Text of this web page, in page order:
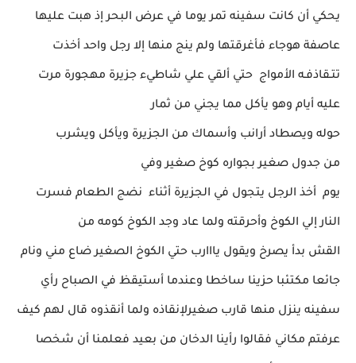
يحكي أن كانت سفينه تمر يوما في عرض البحر إذ هبت عليها
عاصفة هوجاء فأغرقتها ولم ينج منها إلا رجل واحد أخذت
تتـقاذفـه الأمواج حتي ألقي علي شاطيء جزيرة مهجورة مرت
عليه أيام وهو يأكل مما يجني من ثمار
حوله ويصطاد أرانب وأسماك من الجزيرة ويأكل ويشرب
من جدول صغيربجواره كوخ صغير وفي
يوم أخذ الرجل يتجول في الجزيرة أثناء نضج الطعام فسرت
النار إلي الكوخ وأحرقته ولما عاد وجد الكوخ كومه من
القش بدأ يصرخ ويقول يااارب حتي الكوخ الصغير ضاع مني ونام
جائعا مكتئبا حزينا ساخطا وعندما أستيقظ في الصباح رأي
سفينه ينزل منها قارب صغيرلإنقاذه ولما أنقذوه قال لهم كيف
عرفتم مكاني فقالوا رأينا الدخان من بعيد فعلمنا أن شخصا